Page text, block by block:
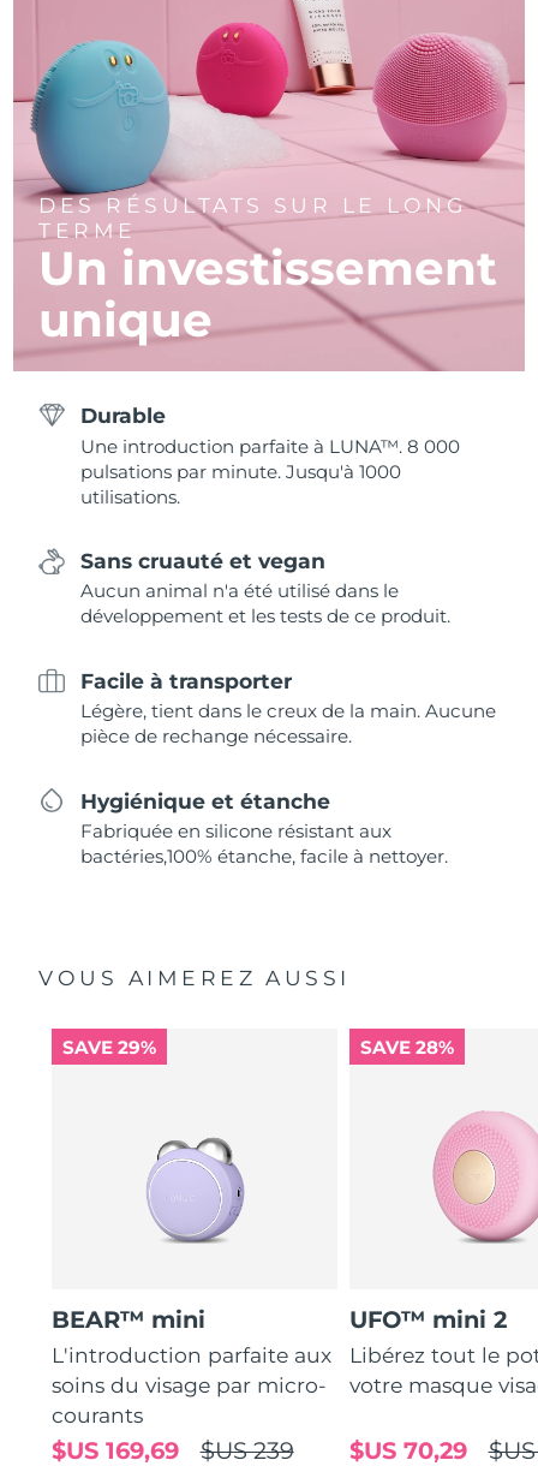
DES RÉSULTATS SUR LE LONG
TERME
Un investissement
unique
Durable
Une introduction parfaite à LUNA™. 8 000
pulsations par minute. Jusqu'à 1000
utilisations.
Sans cruauté et vegan
Aucun animal n'a été utilisé dans le
développement et les tests de ce produit.
Facile à transporter
Légère, tient dans le creux de la main. Aucune
pièce de rechange nécessaire.
Hygiénique et étanche
Fabriquée en silicone résistant aux
bactéries,100% étanche, facile à nettoyer.
VOUS AIMEREZ AUSSI
SAVE 29%
BEAR™ mini
L'introduction parfaite aux
soins du visage par micro-
courants
$US 239
$US 169,69
SAVE 28%
UFO™ mini 2
Libérez tout le
votre masque
$US 70,29